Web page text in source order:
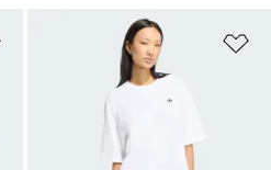
Añadir a la lista de deseos